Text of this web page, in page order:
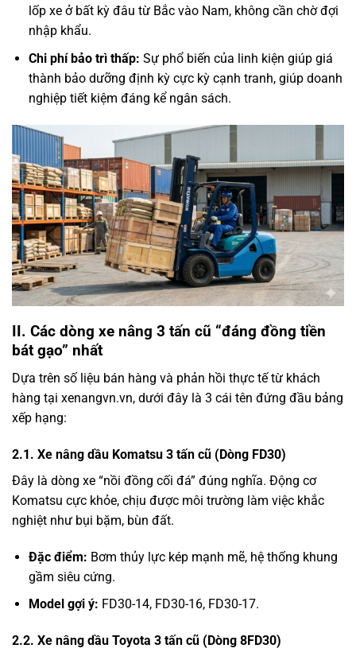
lốp xe ở bất kỳ đâu từ Bắc vào Nam, không cần chờ đợi
nhập khẩu.
Chi phí bảo trì thấp: Sự phổ biến của linh kiện giúp giá
thành bảo dưỡng định kỳ cực kỳ cạnh tranh, giúp doanh
nghiệp tiết kiệm đáng kể ngân sách.
II. Các dòng xe nâng 3 tấn cũ “đáng đồng tiền
bát gạo” nhất
Dựa trên số liệu bán hàng và phản hồi thực tế từ khách
hàng tại xenangvn.vn, dưới đây là 3 cái tên đứng đầu bảng
xếp hạng:
2.1. Xe nâng dầu Komatsu 3 tấn cũ (Dòng FD30)
Đây là dòng xe “nồi đồng cối đá” đúng nghĩa. Động cơ
Komatsu cực khỏe, chịu được môi trường làm việc khắc
nghiệt như bụi bặm, bùn đất.
Đặc điểm: Bơm thủy lực kép mạnh mẽ, hệ thống khung
gầm siêu cứng.
Model gợi ý: FD30-14, FD30-16, FD30-17.
2.2. Xe nâng dầu Toyota 3 tấn cũ (Dòng 8FD30)